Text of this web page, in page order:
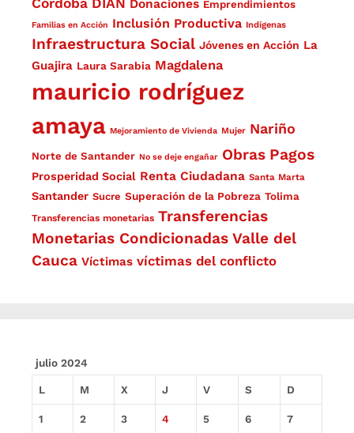
Córdoba DIAN Donaciones Emprendimientos
Familias en Acción Inclusión Productiva Indígenas
Infraestructura Social Jóvenes en Acción La
Guajira Laura Sarabia Magdalena
mauricio rodríguez
amaya Mejoramiento de Vivienda Mujer Nariño
Norte de Santander No se deje engañar Obras Pagos
Prosperidad Social Renta Ciudadana Santa Marta
Santander Sucre Superación de la Pobreza Tolima
Transferencias monetarias Transferencias
Monetarias Condicionadas Valle del
Cauca Víctimas víctimas del conflicto
julio 2024
L M X J V S D
1 2 3 4 5 6 7